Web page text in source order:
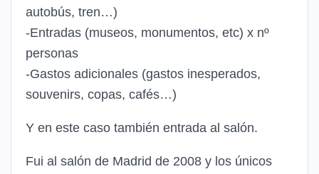
autobús, tren…)
-Entradas (museos, monumentos, etc) x nº
personas
-Gastos adicionales (gastos inesperados,
souvenirs, copas, cafés…)
Y en este caso también entrada al salón.
Fui al salón de Madrid de 2008 y los únicos